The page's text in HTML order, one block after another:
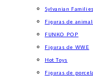
Sylvanian Families
Figuras de
FUNKO POP
Figuras de WWE
Hot Toys
Figuras de